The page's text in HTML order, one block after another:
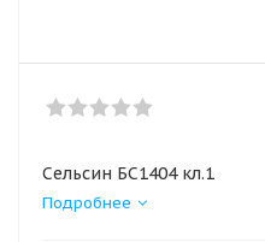
Сельсин БС1404 кл.1
Подробнее